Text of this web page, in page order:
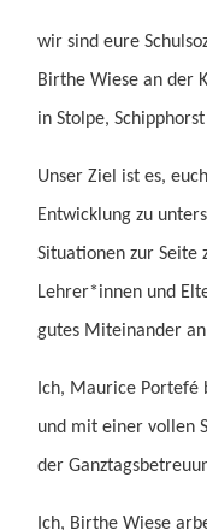
wir sind eure
Birthe Wiese an der
in Stolpe,
Unser Ziel ist es,
Entwicklung zu
Situationen zur Seite
Lehrer*innen und
gutes Miteinander
Ich, Maurice
und mit einer vollen
der
Ich, Birthe Wiese